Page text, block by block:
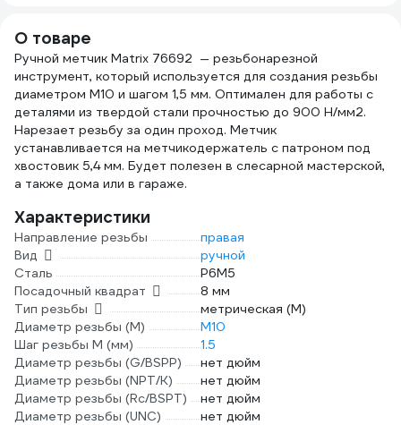
О товаре
Ручной метчик Matrix 76692 — резьбонарезной
инструмент, который используется для создания резьбы
диаметром М10 и шагом 1,5 мм. Оптимален для работы с
деталями из твердой стали прочностью до 900 Н/мм2.
Нарезает резьбу за один проход. Метчик
устанавливается на метчикодержатель с патроном под
хвостовик 5,4 мм. Будет полезен в слесарной мастерской,
а также дома или в гараже.
Характеристики
Направление резьбы
правая
Вид
ручной
Сталь
P6M5
Посадочный квадрат
8 мм
Тип резьбы
метрическая (М)
Диаметр резьбы (М)
М10
Шаг резьбы М (мм)
1.5
Диаметр резьбы (G/BSPP)
нет дюйм
Диаметр резьбы (NPT/K)
нет дюйм
Диаметр резьбы (Rc/BSPT)
нет дюйм
Диаметр резьбы (UNC)
нет дюйм